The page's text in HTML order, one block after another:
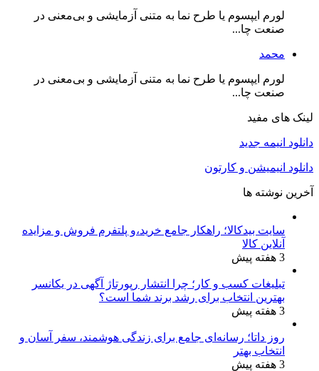
لورم ایپسوم یا طرح‌ نما به متنی آزمایشی و بی‌معنی در
صنعت چا...
محمد
لورم ایپسوم یا طرح‌ نما به متنی آزمایشی و بی‌معنی در
صنعت چا...
لینک های مفید
دانلود انیمه جدید
دانلود انیمیشن و کارتون
آخرین نوشته ها
سایت بیدکالا؛ راهکار جامع خرید،و پلتفرم فروش و مزایده
آنلاین کالا
3 هفته پیش
تبلیغات کسب و کار؛ چرا انتشار رپورتاژ آگهی در یکانسر
بهترین انتخاب برای رشد برند شما است؟
3 هفته پیش
روز داتا؛ رسانه‌ای جامع برای زندگی هوشمند، سفر آسان و
انتخاب بهتر
3 هفته پیش